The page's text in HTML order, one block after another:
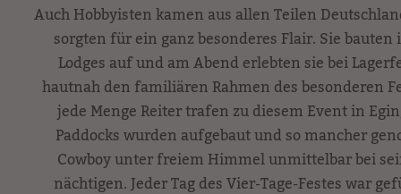
Auch Hobbyisten kamen aus allen Teilen
sorgten für ein ganz besonderes Flair. Sie bauten
Lodges auf und am Abend erlebten sie bei
hautnah den familiären Rahmen des besonderen
jede Menge Reiter trafen zu diesem Event in
Paddocks wurden aufgebaut und so mancher
Cowboy unter freiem Himmel unmittelbar bei
nächtigen. Jeder Tag des Vier-Tage-Festes war